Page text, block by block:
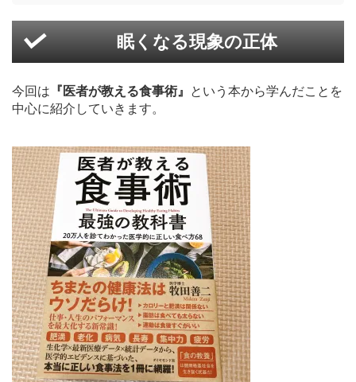
眠くなる現象の正体
今回は 『医者が教える食事術』
という本から学んだことを
中心に紹介していきます。